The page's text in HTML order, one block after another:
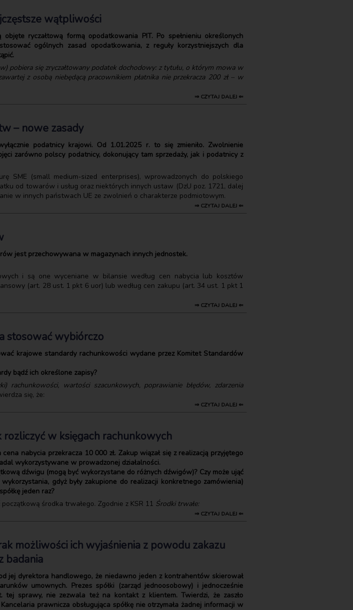
wątpliwości
ryczałtową formą opodatkowania PIT. Po spełnieniu określonych
ogólnych zasad opodatkowania, z reguły korzystniejszych dla
pobiera się zryczałtowany podatek dochodowy: z tytułu, o którym mowa w
z osobą niebędącą pracownikiem płatnika nie przekracza 200 zł – w
⇒ CZYTAJ DALEJ ⇐
– nowe zasady
podatnicy krajowi. Od 1.01.2025 r. to się zmieniło. Zwolnienie
zarówno polscy podatnicy, dokonujący tam sprzedaży, jak i podatnicy z
SME (small medium-sized enterprises), wprowadzonych do polskiego
od towarów i usług oraz niektórych innych ustaw (DzU poz. 1721, dalej
w innych państwach UE ze zwolnień o charakterze podmiotowym.
⇒ CZYTAJ DALEJ ⇐
jest przechowywana w magazynach innych jednostek.
i są one wyceniane w bilansie według cen nabycia lub kosztów
(art. 28 ust. 1 pkt 6 uor) lub według cen zakupu (art. 34 ust. 1 pkt 1
⇒ CZYTAJ DALEJ ⇐
stosować wybiórczo
krajowe standardy rachunkowości wydane przez Komitet Standardów
bądź ich określone zapisy?
rachunkowości, wartości szacunkowych, poprawianie błędów, zdarzenia
się, że:
⇒ CZYTAJ DALEJ ⇐
rozliczyć w księgach rachunkowych
nabycia przekracza 10 000 zł. Zakup wiązał się z realizacją przyjętego
wykorzystywane w prowadzonej działalności.
dźwigu (mogą być wykorzystane do różnych dźwigów)? Czy może ująć
gdyż były zakupione do realizacji konkretnego zamówienia)
jeden raz?
środka trwałego. Zgodnie z KSR 11 Środki trwałe:
⇒ CZYTAJ DALEJ ⇐
możliwości ich wyjaśnienia z powodu zakazu
badania
jej dyrektora handlowego, że niedawno jeden z kontrahentów skierował
umownych. Prezes spółki (zarząd jednoosobowy) i jednocześnie
tej sprawy, nie zezwala też na kontakt z klientem. Twierdzi, że zaszło
prawnicza obsługująca spółkę nie otrzymała żadnej informacji w